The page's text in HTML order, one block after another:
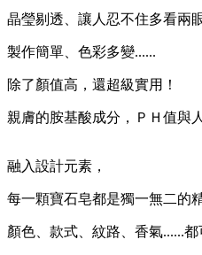
晶瑩剔透、讓人忍不住多看兩
製作簡單、色彩多變......
除了顏值高，還超級實用！
親膚的胺基酸成分，ＰＨ值與
融入設計元素，
每一顆寶石皂都是獨一無二的
顏色、款式、紋路、香氣......